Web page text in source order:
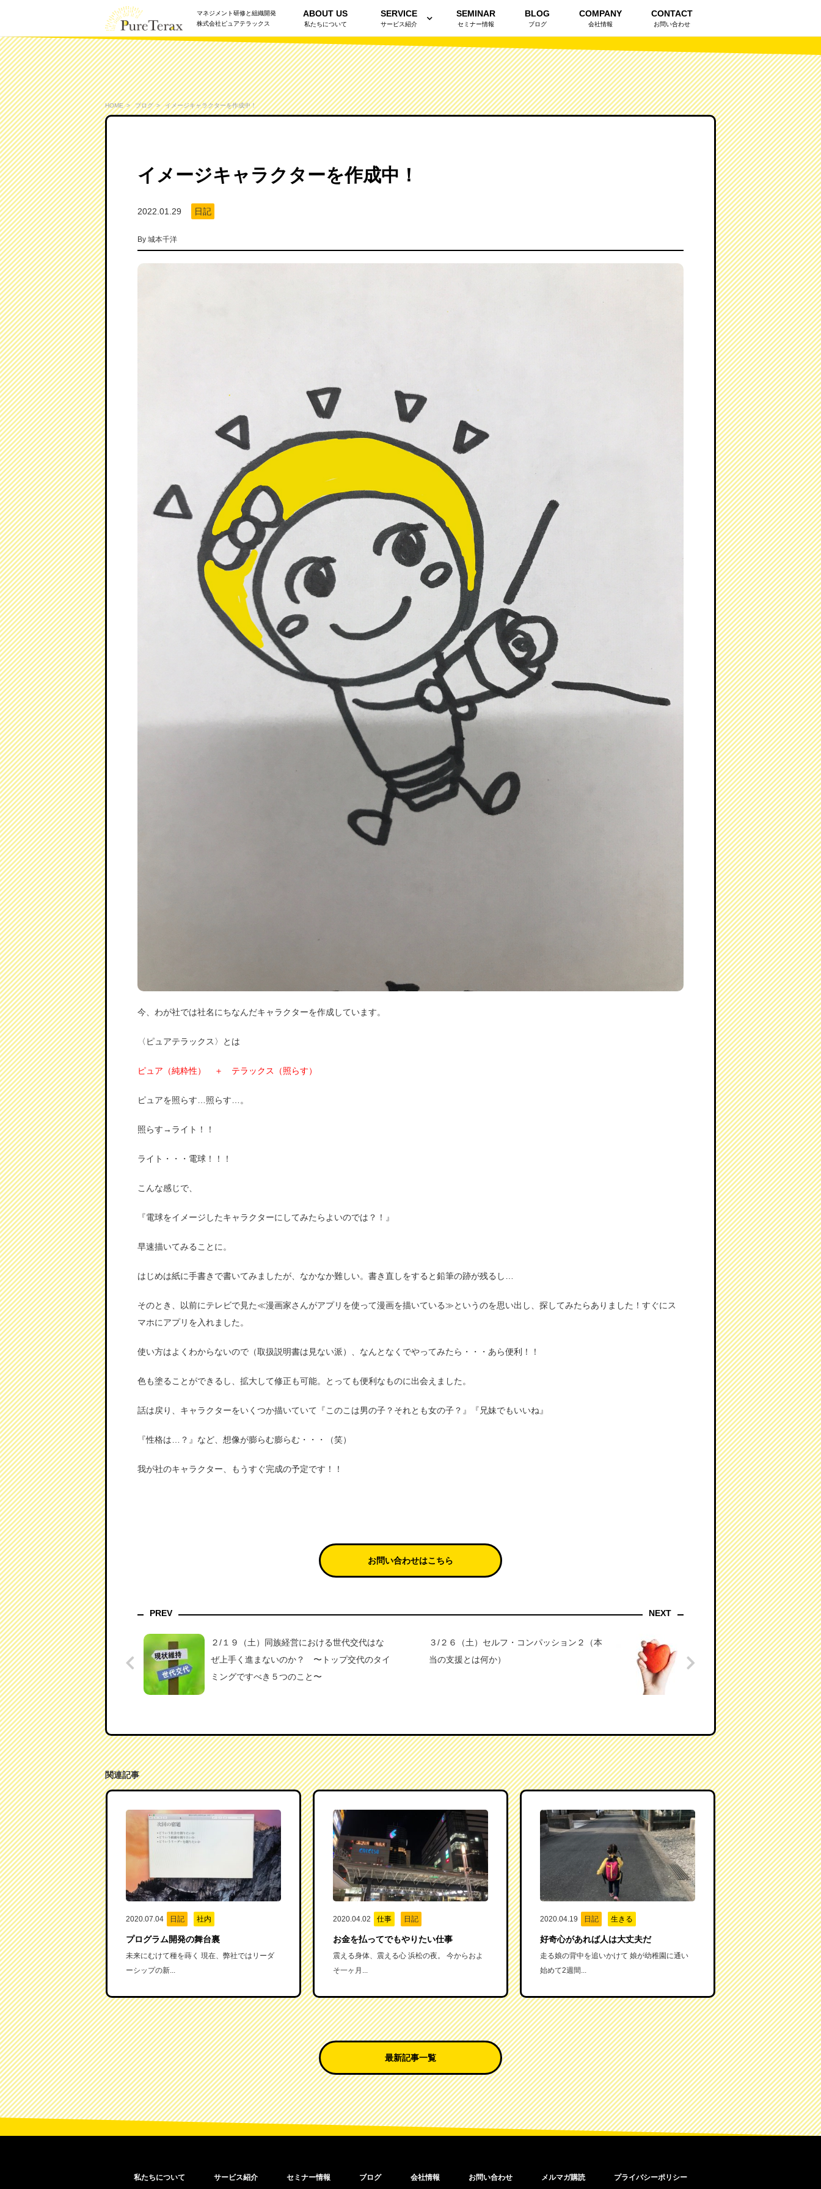
マネジメント研修と組織開発
株式会社ピュアテラックス
ABOUT US
私たちについて
SERVICE
サービス紹介
SEMINAR
セミナー情報
BLOG
ブログ
COMPANY
会社情報
CONTACT
お問い合わせ
HOME ブログ イメージキャラクターを作成中！
イメージキャラクターを作成中！
2022.01.29 日記
By 城本千洋
今、わが社では社名にちなんだキャラクターを作成しています。
〈ピュアテラックス〉 とは
ピュア（純粋性） ＋ テラックス（照らす）
ピュアを照らす…照らす…。
照らす→ライト！！
ライト・・・電球！！！
こんな感じで、
『電球をイメージしたキャラクターにしてみたらよいのでは？！』
早速描いてみることに。
はじめは紙に手書きで書いてみましたが、なかなか難しい。書き直しをすると鉛筆の跡が残るし…
そのとき、以前にテレビで見た≪漫画家さんがアプリを使って漫画を描いている≫というのを思い出し、探してみたらありました！すぐにス
マホにアプリを入れました。
使い方はよくわからないので（取扱説明書は見ない派）、なんとなくでやってみたら・・・あら便利！！
色も塗ることができるし、拡大して修正も可能。とっても便利なものに出会えました。
話は戻り、キャラクターをいくつか描いていて『このこは男の子？それとも女の子？』『兄妹でもいいね』
『性格は…？』など、想像が膨らむ膨らむ・・・（笑）
我が社のキャラクター、もうすぐ完成の予定です！！
お問い合わせはこちら
PREV
２/１９（土）同族経営における世代交代はな
ぜ上手く進まないのか？ 〜トップ交代のタイ
ミングですべき５つのこと〜
NEXT
３/２６（土）セルフ・コンパッション２（本
当の支援とは何か）
関連記事
2020.07.04 日記 社内
プログラム開発の舞台裏
未来にむけて種を蒔く 現在、弊社ではリーダ
ーシップの新...
2020.04.02 仕事 日記
お金を払ってでもやりたい仕事
震える身体、震える心 浜松の夜。 今からおよ
そ一ヶ月...
2020.04.19 日記 生きる
好奇心があれば人は大丈夫だ
走る娘の背中を追いかけて 娘が幼稚園に通い
始めて2週間...
最新記事一覧
私たちについて サービス紹介 セミナー情報 ブログ 会社情報 お問い合わせ メルマガ購読 プライバシーポリシー